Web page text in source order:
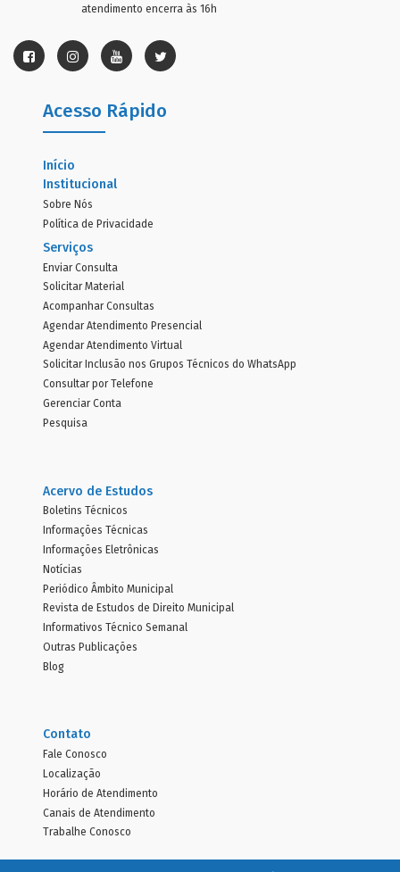
atendimento encerra às 16h
Acesso Rápido
Início
Institucional
Sobre Nós
Política de Privacidade
Serviços
Enviar Consulta
Solicitar Material
Acompanhar Consultas
Agendar Atendimento Presencial
Agendar Atendimento Virtual
Solicitar Inclusão nos Grupos Técnicos do WhatsApp
Consultar por Telefone
Gerenciar Conta
Pesquisa
Acervo de Estudos
Boletins Técnicos
Informações Técnicas
Informações Eletrônicas
Notícias
Periódico Âmbito Municipal
Revista de Estudos de Direito Municipal
Informativos Técnico Semanal
Outras Publicações
Blog
Contato
Fale Conosco
Localização
Horário de Atendimento
Canais de Atendimento
Trabalhe Conosco